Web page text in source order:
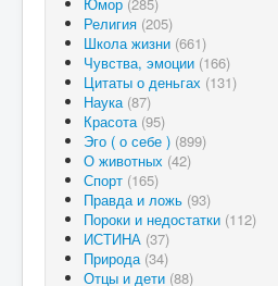
Религия (205)
Школа жизни (661)
Чувства, эмоции (166)
Цитаты о деньгах (131)
Наука (87)
Красота (95)
Эго ( о себе ) (899)
О животных (42)
Спорт (165)
Правда и ложь (93)
Пороки и недостатки (112)
ИСТИНА (37)
Природа (34)
Отцы и дети (88)